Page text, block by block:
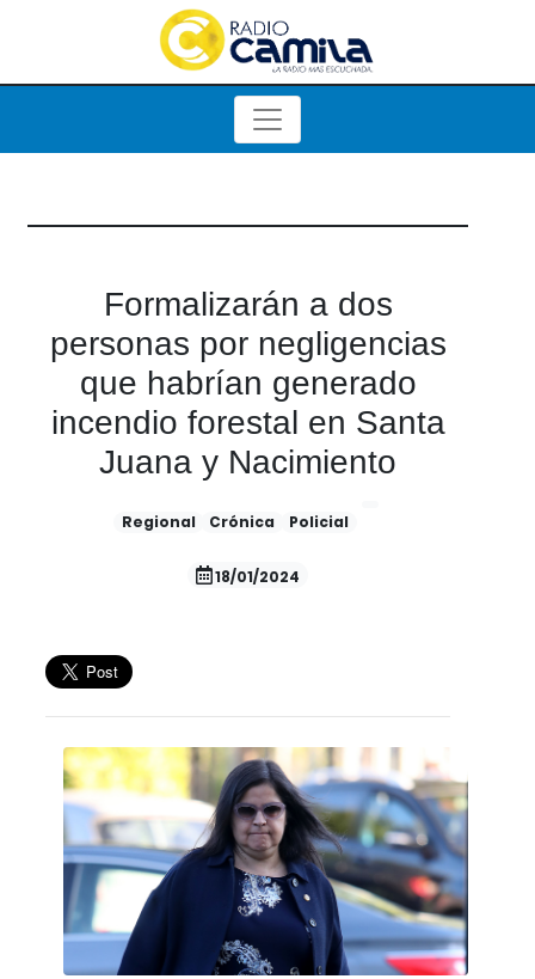
Formalizarán a dos
personas por negligencias
que habrían generado
incendio forestal en Santa
Juana y Nacimiento
Regional Crónica Policial
18/01/2024